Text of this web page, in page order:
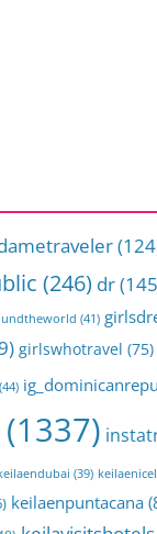
(246) dr
(41)
girlswhotravel (75)
(44)
(1337)
(39)
keilaenpuntacana